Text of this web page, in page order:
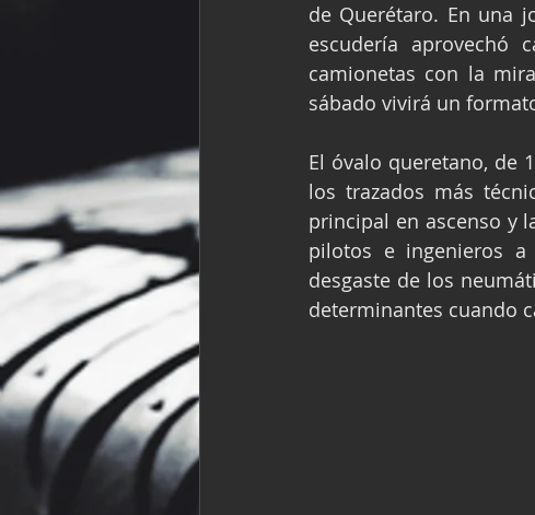
Fórmula Ford Vintage
NASCAR México
de Querétaro. En una
escudería
camionetas con la
sábado vivirá un
El óvalo queretano, de
los trazados más
principal en ascenso y
pilotos e ingenieros
desgaste de los
determinantes cuando